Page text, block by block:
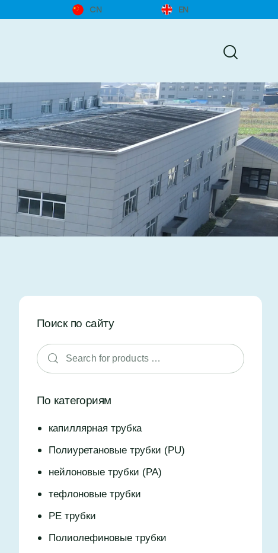
CN EN
Поиск по сайту
По категориям
капиллярная трубка
Полиуретановые трубки (PU)
нейлоновые трубки (PA)
тефлоновые трубки
PE трубки
Полиолефиновые трубки